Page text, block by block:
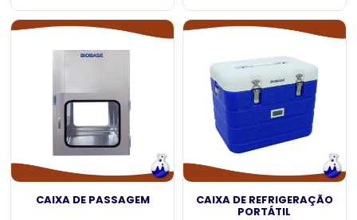
CAIXA DE PASSAGEM CAIXA DE REFRIGERAÇÃO
PORTÁTIL